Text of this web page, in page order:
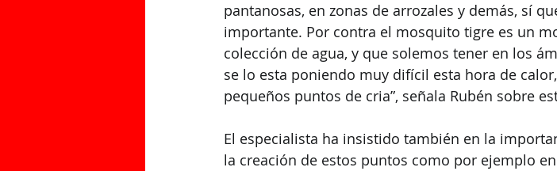
pantanosas, en zonas de arrozales y demás, sí
importante. Por contra el mosquito tigre es un
colección de agua, y que solemos tener en los
se lo esta poniendo muy difícil esta hora de
pequeños puntos de cria”, señala Rubén sobre
El especialista ha insistido también en la
la creación de estos puntos como por ejemplo